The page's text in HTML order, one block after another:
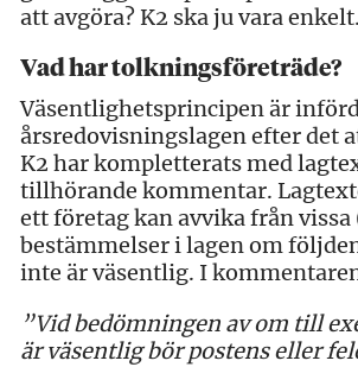
att avgöra? K2 ska ju vara enkelt.
Vad har tolkningsföreträde?
Väsentlighetsprincipen är
årsredovisningslagen efter det
K2 har kompletterats med
tillhörande kommentar.
ett företag kan avvika från
bestämmelser i lagen om
inte är väsentlig. I
”Vid bedömningen av om till
är väsentlig bör postens eller